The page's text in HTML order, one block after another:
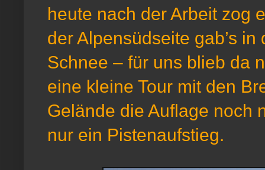
heute nach der Arbeit zog
der Alpensüdseite gab’s
Schnee – für uns blieb da
eine kleine Tour mit den
Gelände die Auflage noch
nur ein Pistenaufstieg.